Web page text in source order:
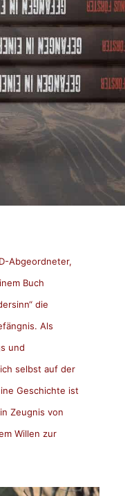
Abgeordneter,
Buch
die
Als
und
selbst auf der
Geschichte ist
Zeugnis von
Willen zur